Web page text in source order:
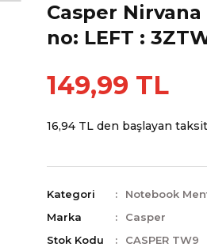
Casper
no: LEFT :
149,99 TL
16,94 TL den başlayan
Kategori
Notebook
Marka
Casper
Stok Kodu
CASPER TW9